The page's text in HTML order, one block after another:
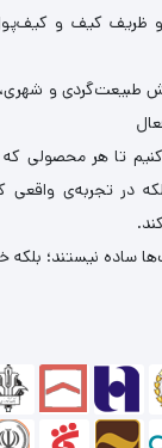
و ظریف کیف و
طبیعت‌گردی و شهری،
تا هر محصولی که
در تجربه‌ی واقعی
ساده نیستند؛ بلکه